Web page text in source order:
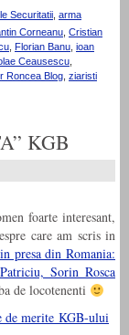
Securitatii arma
Corneanu, Cristian
, Florian Banu, ioan
Ceausescu,
Roncea Blog, ziaristi
KGB
foarte interesant,
care am scris in
presa din Romania:
Sorin Rosca
de locotenenti
de merite KGB-ului